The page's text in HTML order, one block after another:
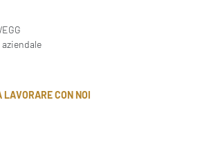
aziendale
LAVORARE CON NOI